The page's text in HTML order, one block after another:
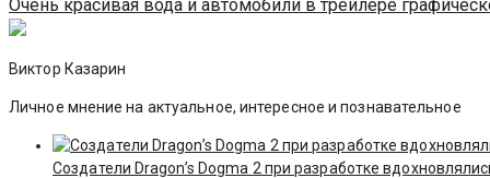
Очень красивая вода и автомобили в трейлере
Виктор Казарин
Личное мнение на актуальное, интересное и познавательное
Создатели Dragon’s Dogma 2 при разработке